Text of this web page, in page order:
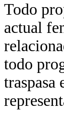
Todo
actual
todo